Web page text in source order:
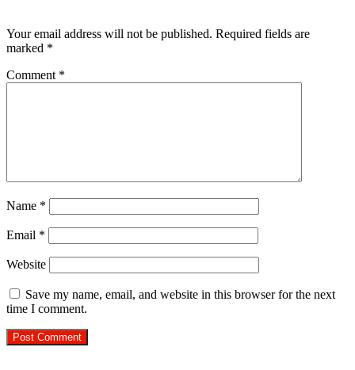
Your email address will not be published. Required fields are
marked *
Comment *
Name *
Email *
Website
Save my name, email, and website in this browser for the next
time I comment.